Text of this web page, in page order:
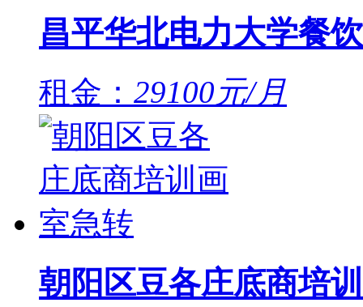
昌平华北电力大学餐
租金： 29100元/月
朝阳区豆各庄底商培